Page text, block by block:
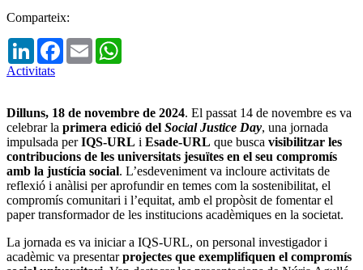
Comparteix:
LinkedInFacebook
Email
Activitats
Dilluns, 18 de novembre de 2024. El passat 14 de novembre es va
celebrar la primera edició del Social Justice Day, una jornada
impulsada perIQS-URL i Esade-URL que busca visibilitzar les
contribucions de les universitats jesuïtes en el seu compromís
amb la justícia social. L’esdeveniment va incloure activitats de
reflexió i anàlisi per aprofundir en temes com la sostenibilitat, el
compromís comunitari i l’equitat, amb el propòsit de fomentar el
paper transformador de les institucions acadèmiques en la societat.
La jornada es va iniciar a IQS-URL, on personal investigador i
acadèmic va presentarprojectes que exemplifiquen el compromís